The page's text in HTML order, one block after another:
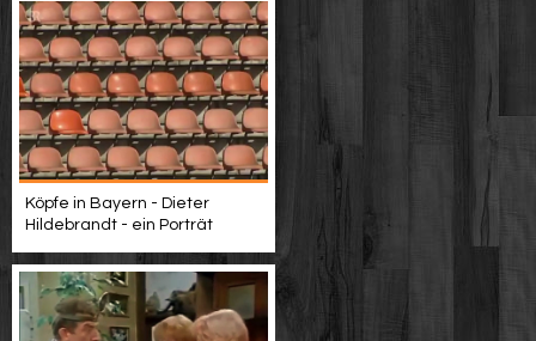
Köpfe in Bayern - Dieter
Hildebrandt - ein Porträt